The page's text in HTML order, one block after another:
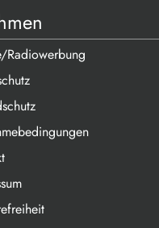
Radiowerbung